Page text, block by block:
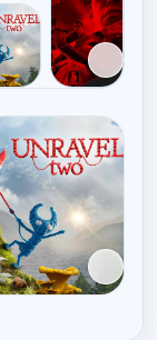
برای افزودن
برای افزودن